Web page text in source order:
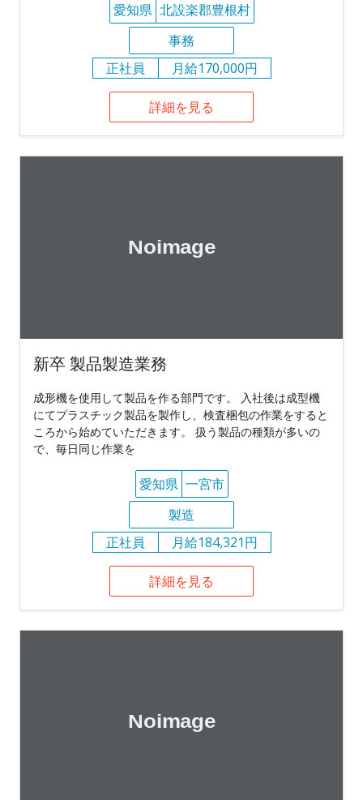
愛知県 北設楽郡豊根村
事務
正社員
月給170,000円
詳細を見る
新卒 製品製造業務
成形機を使用して製品を作る部門です。 入社後は成型機
にてプラスチック製品を製作し、検査梱包の作業をすると
ころから始めていただきます。 扱う製品の種類が多いの
で、毎日同じ作業を
愛知県 一宮市
製造
正社員
月給184,321円
詳細を見る